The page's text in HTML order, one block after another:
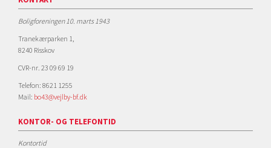
Boligforeningen 10. marts 1943
Tranekærparken 1,
8240 Risskov
CVR-nr. 23 09 69 19
Telefon: 8621 1255
Mail: bo43@vejlby-bf.dk
KONTOR- OG TELEFONTID
Kontortid